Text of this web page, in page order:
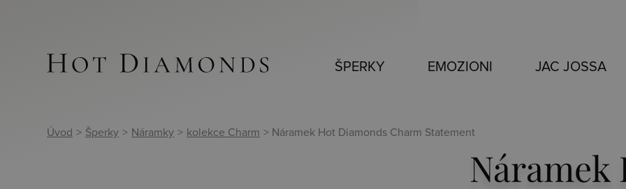
ŠPERKY EMOZIONI JAC JOSSA
Úvod > Šperky > Náramky > kolekce Charm > Náramek Hot Diamonds Charm Statement
Náramek